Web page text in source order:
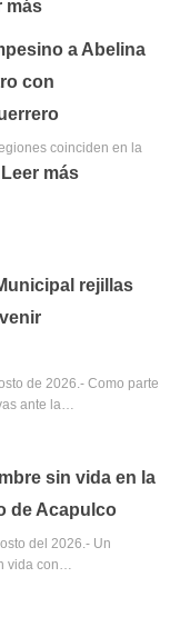
más
a Abelina
con
coinciden en la
Leer más
rejillas
de 2026.- Como parte
ante la…
sin vida en la
de Acapulco
del 2026.- Un
vida con…